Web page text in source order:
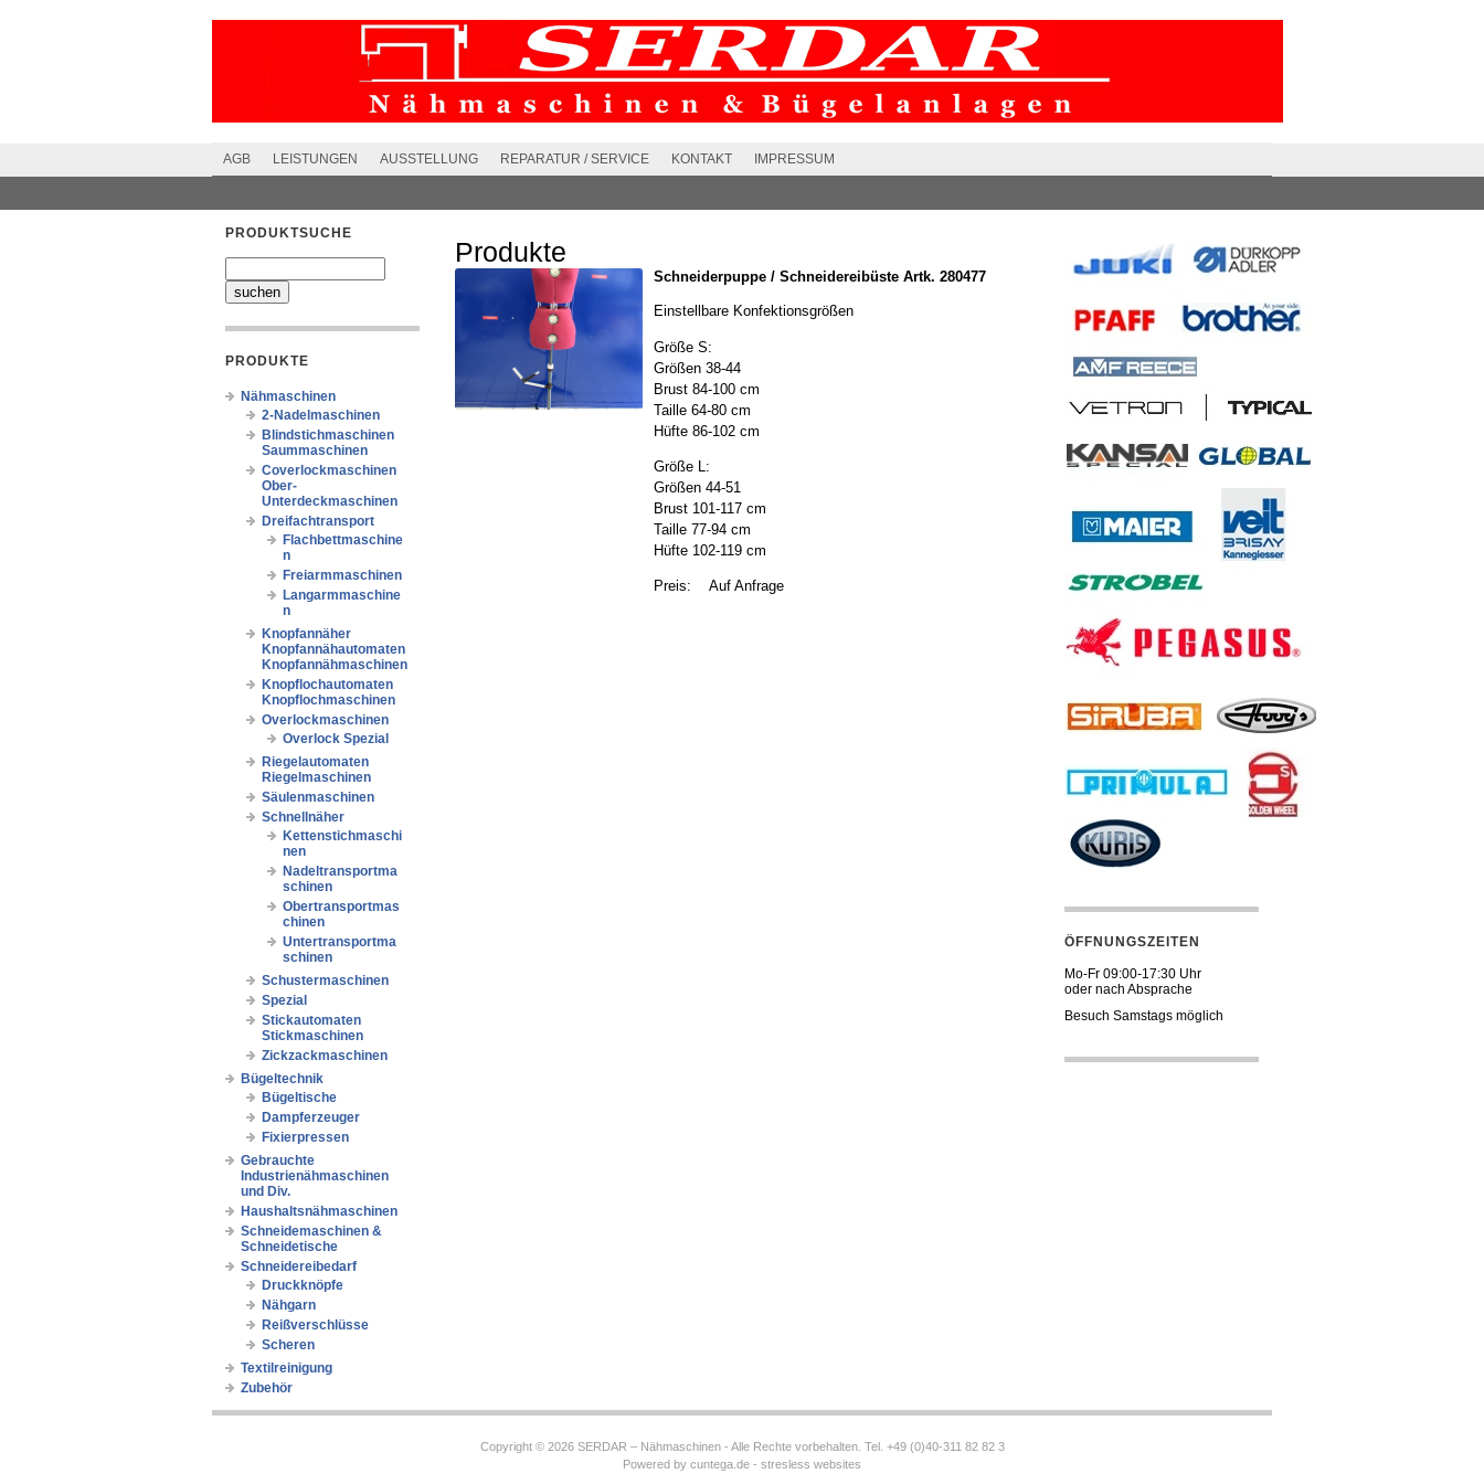
AGB LEISTUNGEN AUSSTELLUNG REPARATUR / SERVICE KONTAKT IMPRESSUM
PRODUKTSUCHE
PRODUKTE
Nähmaschinen
2-Nadelmaschinen
Blindstichmaschinen
Saummaschinen
Coverlockmaschinen
Ober-
Unterdeckmaschinen
Dreifachtransport
Flachbettmaschine
n
Freiarmmaschinen
Langarmmaschine
n
Knopfannäher
Knopfannähautomaten
Knopfannähmaschinen
Knopflochautomaten
Knopflochmaschinen
Overlockmaschinen
Overlock Spezial
Riegelautomaten
Riegelmaschinen
Säulenmaschinen
Schnellnäher
Kettenstichmaschi
nen
Nadeltransportma
schinen
Obertransportmas
chinen
Untertransportma
schinen
Schustermaschinen
Spezial
Stickautomaten
Stickmaschinen
Zickzackmaschinen
Bügeltechnik
Bügeltische
Dampferzeuger
Fixierpressen
Gebrauchte
Industrienähmaschinen
und Div.
Haushaltsnähmaschinen
Schneidemaschinen &
Schneidetische
Schneidereibedarf
Druckknöpfe
Nähgarn
Reißverschlüsse
Scheren
Textilreinigung
Zubehör
Produkte
Schneiderpuppe / Schneidereibüste Artk. 280477
Einstellbare Konfektionsgrößen
Größe S:
Größen 38-44
Brust 84-100 cm
Taille 64-80 cm
Hüfte 86-102 cm
Größe L:
Größen 44-51
Brust 101-117 cm
Taille 77-94 cm
Hüfte 102-119 cm
Auf Anfrage
Preis:
ÖFFNUNGSZEITEN
Mo-Fr 09:00-17:30 Uhr
oder nach Absprache
Besuch Samstags möglich
Copyright © 2026 SERDAR – Nähmaschinen- Alle Rechte vorbehalten. Tel. +49 (0)40-311 82 82 3
Powered by cuntega.de - stresless websites